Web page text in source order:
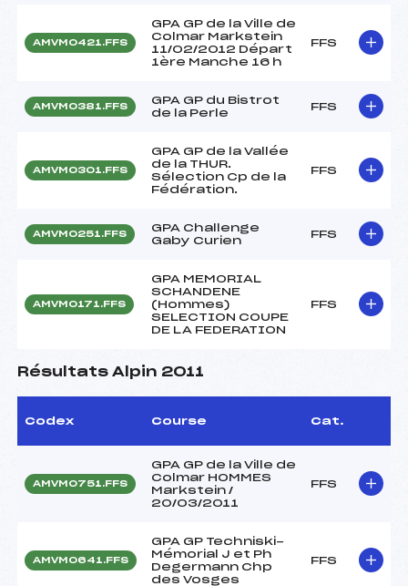
AMVM0421.FFS
GPA GP de la Ville de
Colmar Markstein
11/02/2012 Départ
1ère Manche 16 h
FFS
AMVM0381.FFS
GPA GP du Bistrot
de la Perle
FFS
AMVM0301.FFS
GPA GP de la Vallée
de la THUR.
Sélection Cp de la
Fédération.
FFS
AMVM0251.FFS
GPA Challenge
Gaby Curien
FFS
AMVM0171.FFS
GPA MEMORIAL
SCHANDENE
(Hommes)
SELECTION COUPE
DE LA FEDERATION
FFS
Résultats Alpin 2011
Codex Course Cat.
AMVM0751.FFS
GPA GP de la Ville de
Colmar HOMMES
Markstein /
20/03/2011
FFS
AMVM0641.FFS
GPA GP Techniski-
Mémorial J et Ph
Degermann Chp
des Vosges
FFS